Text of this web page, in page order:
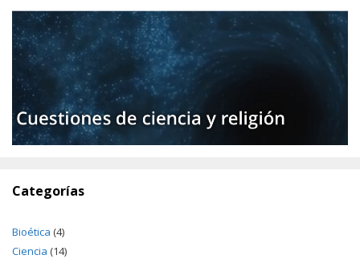
Categorías
Bioética (4)
Ciencia (14)